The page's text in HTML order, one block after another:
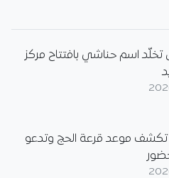
تخلّد اسم حناشي بافتتاح مركز
تكشف موعد قرعة الحج وتدعو